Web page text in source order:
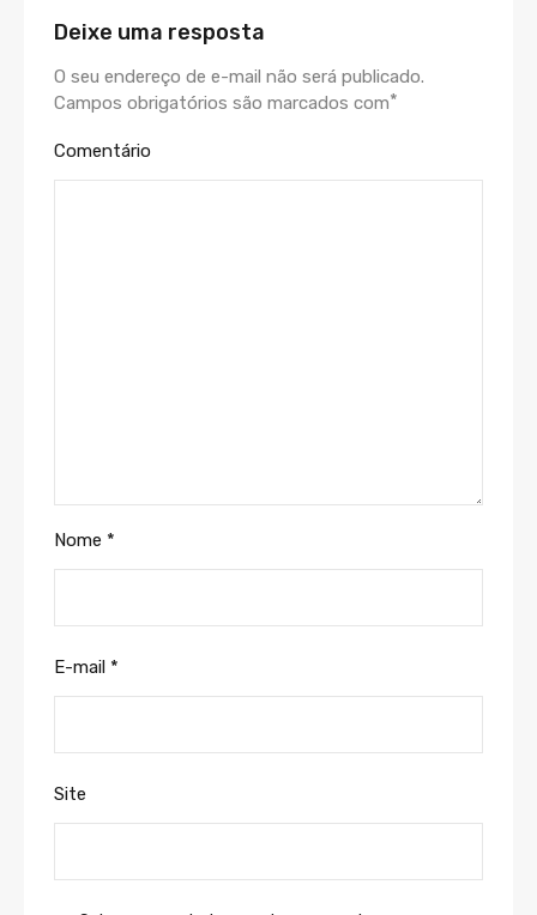
Deixe uma resposta
O seu endereço de e-mail não será publicado.
Campos obrigatórios são marcados com*
Comentário
Nome *
E-mail *
Site